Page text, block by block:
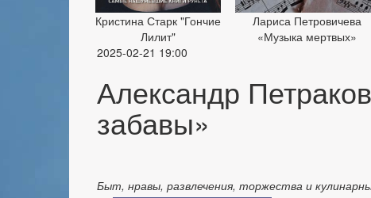
Кристина Старк "Гончие
Лилит"
Лариса Петровичева
«Музыка мертвых»
2025-02-21 19:00
Александр
забавы»
Быт, нравы, развлечения, торжества и